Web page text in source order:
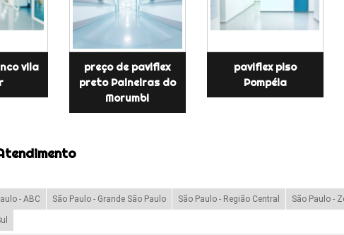
vila
preço de paviflex
preto Paineiras do
Morumbi
paviflex piso
Pompéia
- ABC São Paulo - Grande São Paulo São Paulo - Região Central São Paulo -